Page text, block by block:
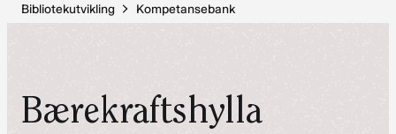
Bibliotekutvikling Kompetansebank
Bærekraftshylla